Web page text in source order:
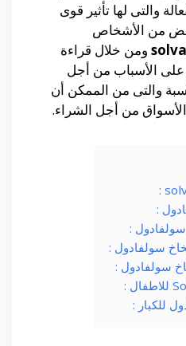
والتى لها تأثير قوى
من الأشخاص
ومن خلال قراءة
على الأسباب من أجل
والتى من الممكن أن
من أجل الشراء.
:
:
سولفادول :
سولفادول :
للكبار :